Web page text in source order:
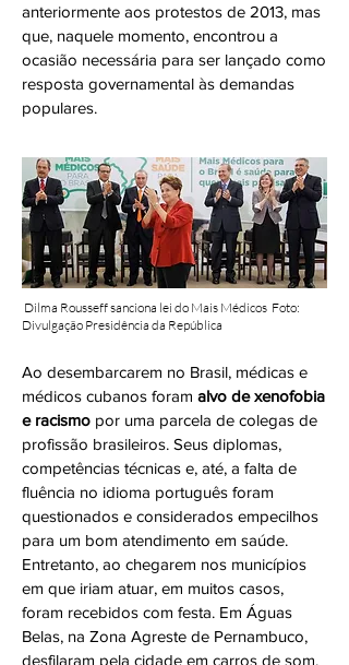
anteriormente aos protestos de 2013, mas
que, naquele momento, encontrou a
ocasião necessária para ser lançado como
resposta governamental às demandas
populares.
Dilma Rousseff sanciona lei do Mais Médicos Foto:
Divulgação Presidência da República
Ao desembarcarem no Brasil, médicas e
médicos cubanos foram alvo de xenofobia
e racismo por uma parcela de colegas de
profissão brasileiros. Seus diplomas,
competências técnicas e, até, a falta de
fluência no idioma português foram
questionados e considerados empecilhos
para um bom atendimento em saúde.
Entretanto, ao chegarem nos municípios
em que iriam atuar, em muitos casos,
foram recebidos com festa. Em Águas
Belas, na Zona Agreste de Pernambuco,
desfilaram pela cidade em carros de som,